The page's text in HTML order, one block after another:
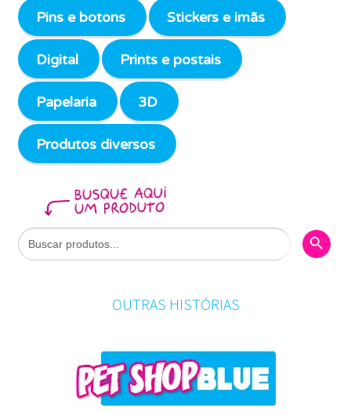
Pins e botons Stickers e imãs
Digital Prints e postais
Papelaria 3D
Produtos diversos
Search
for:
Search
OUTRAS HISTÓRIAS